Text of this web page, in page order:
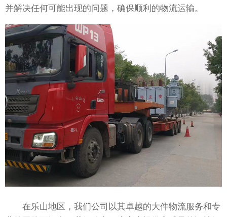
并解决任何可能出现的问题，确保顺利的物流运输。
在乐山地区，我们公司以其卓越的大件物流服务和专